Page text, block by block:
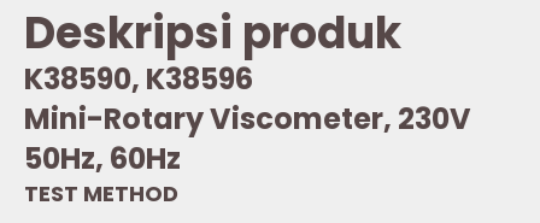
Deskripsi produk
K38590, K38596
Mini-Rotary Viscometer, 230V
50Hz, 60Hz
TEST METHOD